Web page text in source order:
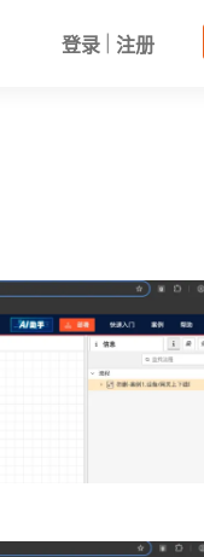
登录 注册